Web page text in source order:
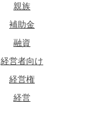
親族
補助金
融資
経営者向け
経営権
経営